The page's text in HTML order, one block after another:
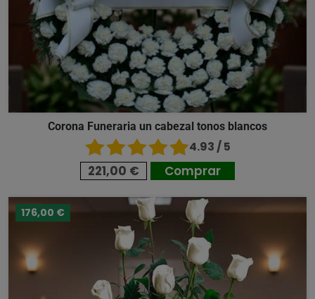
Corona Funeraria un cabezal tonos blancos
4.93 / 5
221,00 € Comprar
176,00 €